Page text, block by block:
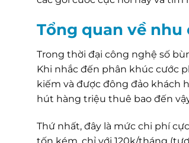
Tổng quan về nhu
Trong thời đại công nghệ số
Khi nhắc đến phân khúc cước
kiếm và được đông đảo khách
hút hàng triệu thuê bao đến
Thứ nhất, đây là mức chi phí